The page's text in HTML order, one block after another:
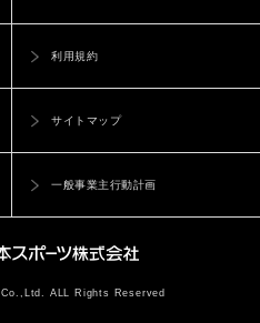
ALL Rights Reserved
利用規約
サイトマップ
一般事業主行動計画